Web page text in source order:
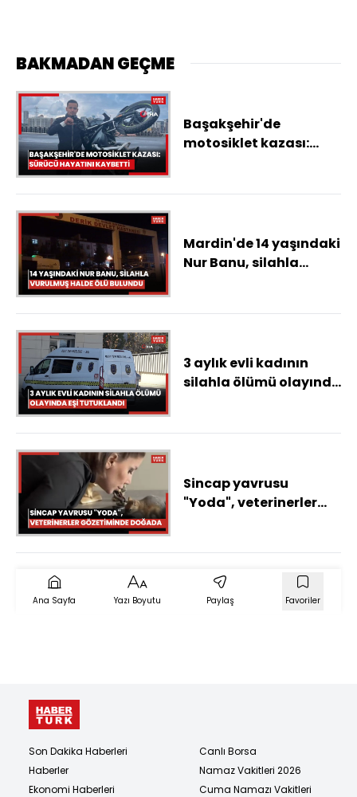
BAKMADAN GEÇME
Başakşehir'de
motosiklet kazası:
Mardin'de 14 yaşındaki
Nur Banu, silahla
3 aylık evli kadının
silahla ölümü olayında
Sincap yavrusu
"Yoda", veterinerler
öğreniyor
Ana Sayfa Yazı Boyutu Paylaş Favoriler
Son Dakika Haberleri
Haberler
Ekonomi Haberleri
Canlı Borsa
Namaz Vakitleri 2026
Cuma Namazı Vakitleri